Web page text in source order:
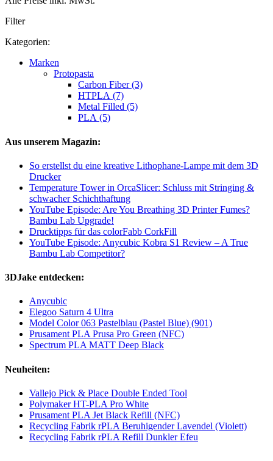
Filter
Kategorien:
Marken
Protopasta
Carbon Fiber (3)
HTPLA (7)
Metal Filled (5)
PLA (5)
Aus unserem Magazin:
So erstellst du eine kreative Lithophane-Lampe mit dem 3D
Drucker
Temperature Tower in OrcaSlicer: Schluss mit Stringing &
schwacher Schichthaftung
YouTube Episode: Are You Breathing 3D Printer Fumes?
Bambu Lab Upgrade!
Drucktipps für das colorFabb CorkFill
YouTube Episode: Anycubic Kobra S1 Review – A True
Bambu Lab Competitor?
3DJake entdecken:
Anycubic
Elegoo Saturn 4 Ultra
Model Color 063 Pastelblau (Pastel Blue) (901)
Prusament PLA Prusa Pro Green (NFC)
Spectrum PLA MATT Deep Black
Neuheiten:
Vallejo Pick & Place Double Ended Tool
Polymaker HT-PLA Pro White
Prusament PLA Jet Black Refill (NFC)
Recycling Fabrik rPLA Beruhigender Lavendel (Violett)
Recycling Fabrik rPLA Refill Dunkler Efeu